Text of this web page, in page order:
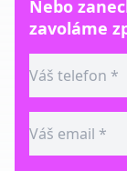
Nebo
zavoláme